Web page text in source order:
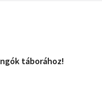
táborához!